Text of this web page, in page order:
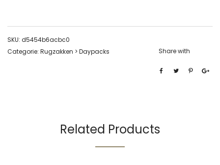
SKU: d5454b6acbc0
Categorie: Rugzakken > Daypacks Share with
Related Products